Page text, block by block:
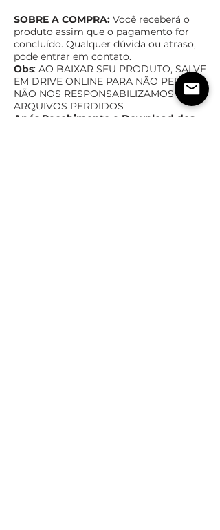
SOBRE A COMPRA: Você receberá o
produto assim que o pagamento for
concluído. Qualquer dúvida ou atraso,
pode entrar em contato.
Obs: AO BAIXAR SEU PRODUTO, SALVE
EM DRIVE ONLINE PARA NÃO PERDER,
NÃO NOS RESPONSABILIZAMOS POR
ARQUIVOS PERDIDOS
Após Recebimento e Download dos